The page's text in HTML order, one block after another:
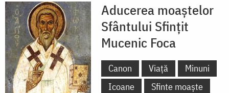
Aducerea moaștelor
Sfântului Sfințit
Mucenic Foca
Canon Viață
Minuni
Icoane
Sfinte moaște